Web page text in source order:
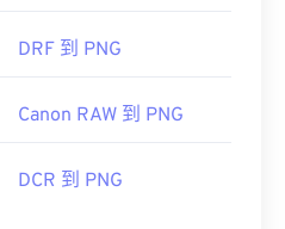
DRF 到 PNG
Canon RAW 到 PNG
DCR 到 PNG